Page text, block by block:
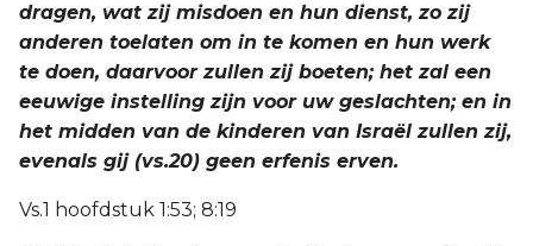
dragen, wat zij misdoen en hun dienst, zo zij
anderen toelaten om in te komen en hun werk
te doen, daarvoor zullen zij boeten; het zal een
eeuwige instelling zijn voor uw geslachten; en in
het midden van de kinderen van Israël zullen zij,
evenals gij (vs.20) geen erfenis erven.
Vs.1 hoofdstuk 1:53; 8:19